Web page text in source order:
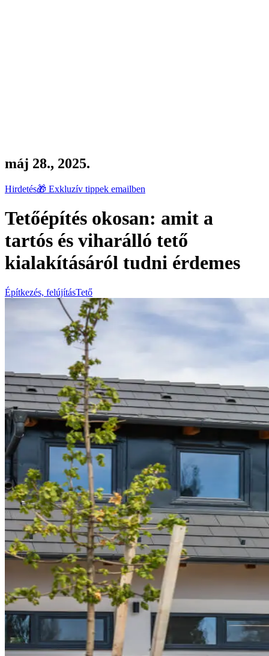
máj 28., 2025.
Hirdetés🎁 Exkluzív tippek emailben
Tetőépítés okosan: amit a
tartós és viharálló tető
kialakításáról tudni érdemes
Építkezés, felújításTető